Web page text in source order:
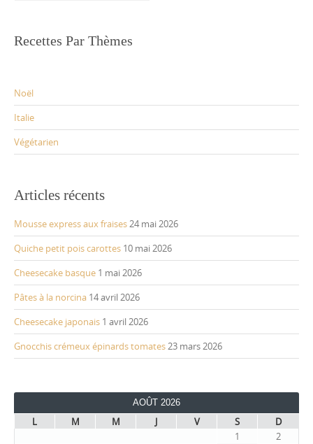
Recettes Par Thèmes
Noël
Italie
Végétarien
Articles récents
Mousse express aux fraises24 mai 2026
Quiche petit pois carottes 10 mai 2026
Cheesecake basque 1 mai 2026
Pâtes à la norcina 14 avril 2026
Cheesecake japonais 1 avril 2026
Gnocchis crémeux épinards tomates23 mars 2026
AOÛT 2026
L M M J V S
D
1
2